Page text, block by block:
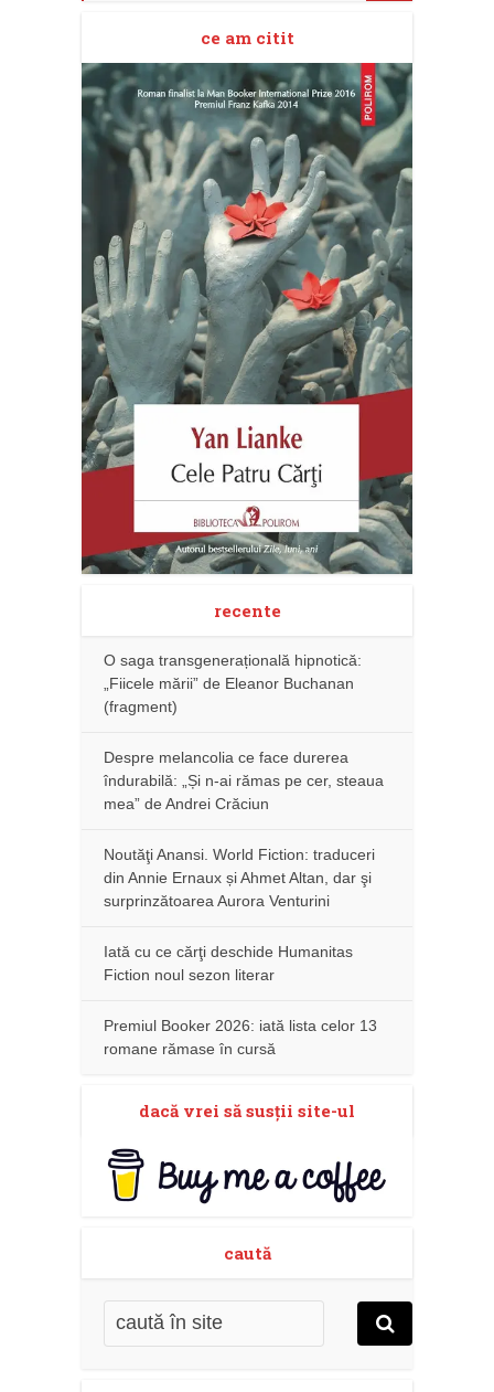
ce am citit
recente
O saga transgenerațională hipnotică:
„Fiicele mării” de Eleanor Buchanan
(fragment)
Despre melancolia ce face durerea
îndurabilă: „Și n-ai rămas pe cer, steaua
mea” de Andrei Crăciun
Noutăţi Anansi. World Fiction: traduceri
din Annie Ernaux și Ahmet Altan, dar şi
surprinzătoarea Aurora Venturini
Iată cu ce cărţi deschide Humanitas
Fiction noul sezon literar
Premiul Booker 2026: iată lista celor 13
romane rămase în cursă
dacă vrei să susţii site-ul
caută